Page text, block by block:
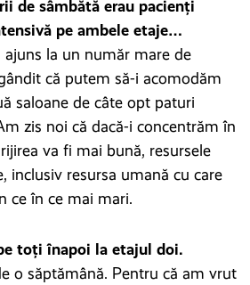
de sâmbătă erau pacienți
pe ambele etaje…
ajuns la un număr mare de
că putem să-i acomodăm
saloane de câte opt paturi
zis noi că dacă-i concentrăm în
va fi mai bună, resursele
inclusiv resursa umană cu care
ce în ce mai mari.
toți înapoi la etajul doi.
o săptămână. Pentru că am vrut